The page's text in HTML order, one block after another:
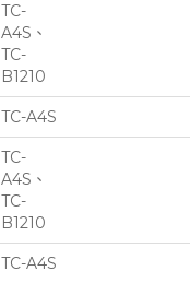
TC-
A4S、
TC-
B1210
TC-A4S
TC-
A4S、
TC-
B1210
TC-A4S